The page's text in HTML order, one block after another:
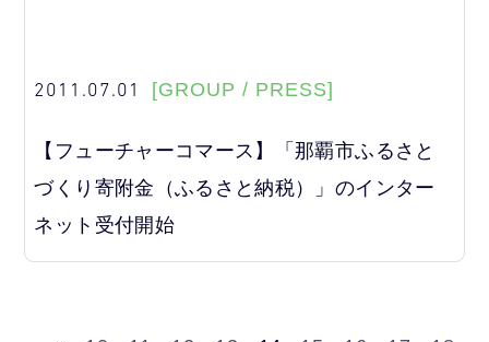
2011.07.01 [GROUP / PRESS]
【フューチャーコマース】「那覇市ふるさと
づくり寄附金（ふるさと納税）」のインター
ネット受付開始